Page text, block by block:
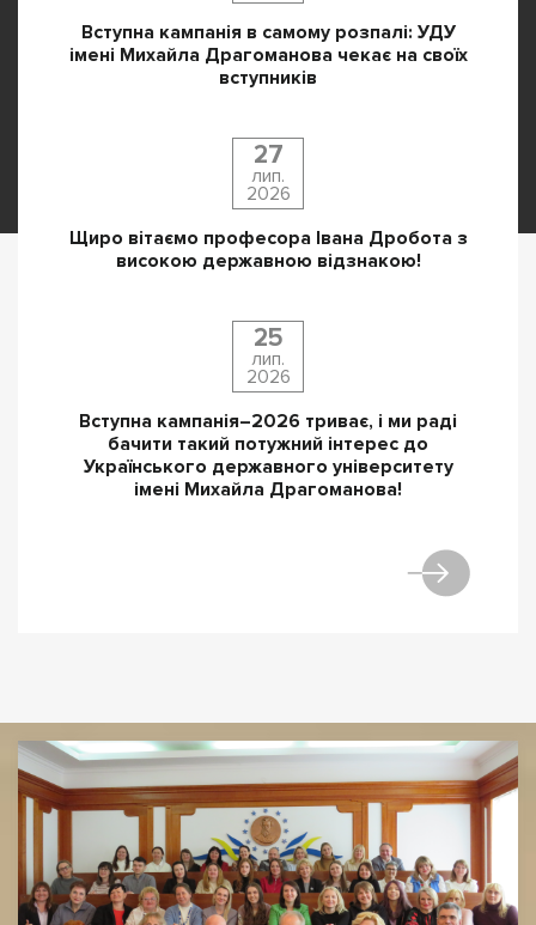
Вступна кампанія в самому розпалі: УДУ
імені Михайла Драгоманова чекає на своїх
вступників
27
лип.
2026
Щиро вітаємо професора Івана Дробота з
високою державною відзнакою!
25
лип.
2026
Вступна кампанія–2026 триває, і ми раді
бачити такий потужний інтерес до
Українського державного університету
імені Михайла Драгоманова!